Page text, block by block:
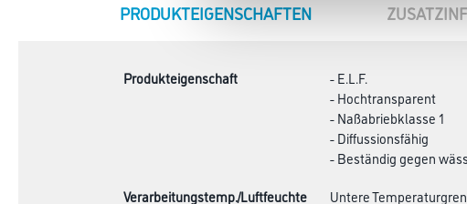
CURRENT
PRODUKTEIGENSCHAFTEN
Produkteigenschaft
- E.L.F.
- Hochtransparent
- Naßabriebklasse 1
- Diffussionsfähig
- Beständig gegen
Verarbeitungstemp./Luftfeuchte
Untere